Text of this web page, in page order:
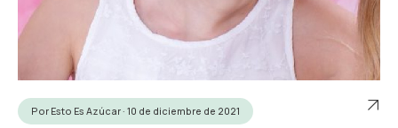
Por Esto Es Azúcar · 10 de diciembre de 2021